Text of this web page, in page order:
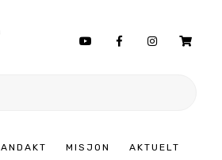
ANDAKT MISJON AKTUELT